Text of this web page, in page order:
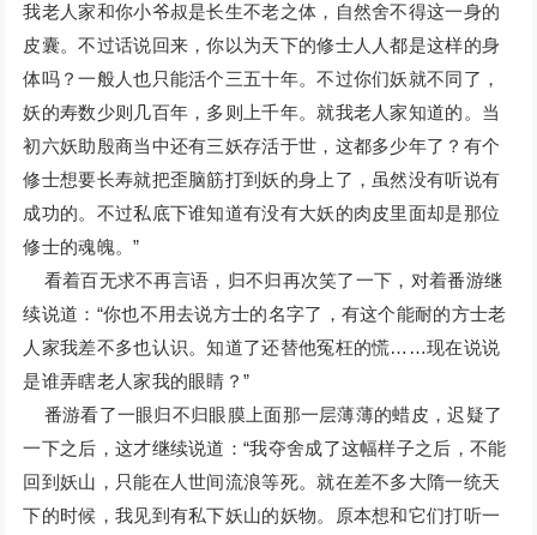
我老人家和你小爷叔是长生不老之体，自然舍不得这一身的
皮囊。不过话说回来，你以为天下的修士人人都是这样的身
体吗？一般人也只能活个三五十年。不过你们妖就不同了，
妖的寿数少则几百年，多则上千年。就我老人家知道的。当
初六妖助殷商当中还有三妖存活于世，这都多少年了？有个
修士想要长寿就把歪脑筋打到妖的身上了，虽然没有听说有
成功的。不过私底下谁知道有没有大妖的肉皮里面却是那位
修士的魂魄。”
看着百无求不再言语，归不归再次笑了一下，对着番游继
续说道：“你也不用去说方士的名字了，有这个能耐的方士老
人家我差不多也认识。知道了还替他冤枉的慌……现在说说
是谁弄瞎老人家我的眼睛？”
番游看了一眼归不归眼膜上面那一层薄薄的蜡皮，迟疑了
一下之后，这才继续说道：“我夺舍成了这幅样子之后，不能
回到妖山，只能在人世间流浪等死。就在差不多大隋一统天
下的时候，我见到有私下妖山的妖物。原本想和它们打听一